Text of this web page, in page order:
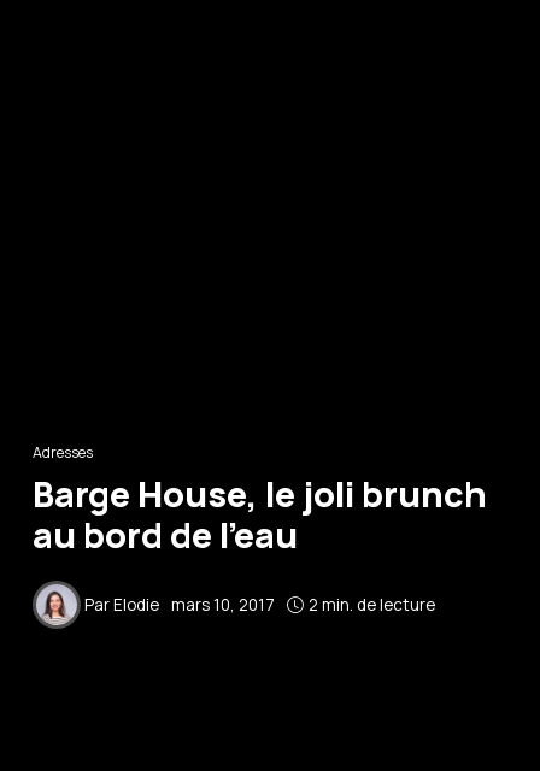
Adresses
Barge House, le joli brunch
au bord de l’eau
ParElodie mars 10, 2017 2 min. de lecture